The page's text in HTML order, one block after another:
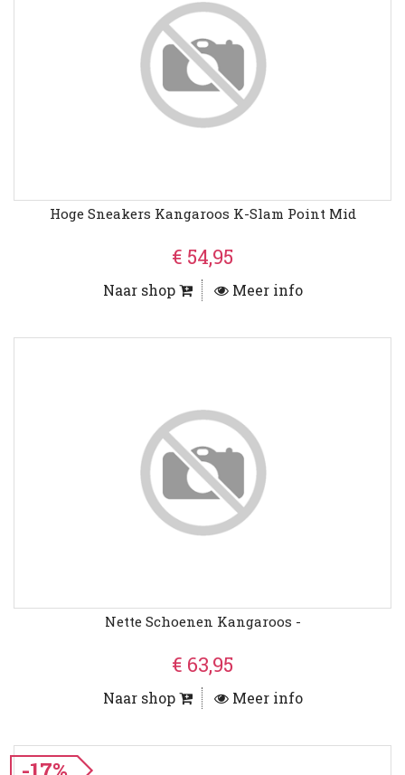
Hoge Sneakers Kangaroos K-Slam Point Mid
€ 54,95
Naar shop Meer info
Nette Schoenen Kangaroos -
€ 63,95
Naar shop Meer info